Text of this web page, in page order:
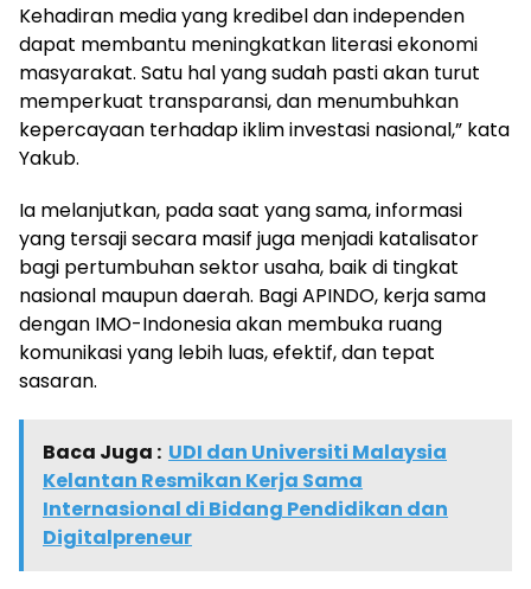
Kehadiran media yang kredibel dan independen
dapat membantu meningkatkan literasi ekonomi
masyarakat. Satu hal yang sudah pasti akan turut
memperkuat transparansi, dan menumbuhkan
kepercayaan terhadap iklim investasi nasional,” kata
Yakub.
Ia melanjutkan, pada saat yang sama, informasi
yang tersaji secara masif juga menjadi katalisator
bagi pertumbuhan sektor usaha, baik di tingkat
nasional maupun daerah. Bagi APINDO, kerja sama
dengan IMO-Indonesia akan membuka ruang
komunikasi yang lebih luas, efektif, dan tepat
sasaran.
Baca Juga : UDI dan Universiti Malaysia
Kelantan Resmikan Kerja Sama
Internasional di Bidang Pendidikan dan
Digitalpreneur